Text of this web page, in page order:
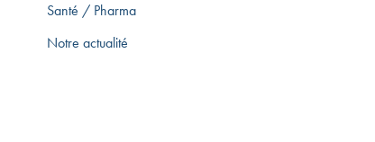
Santé / Pharma
Notre actualité